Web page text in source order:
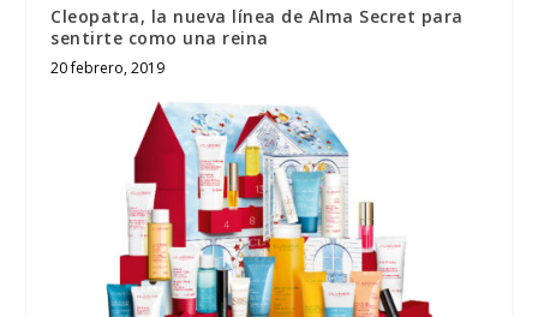
Cleopatra, la nueva línea de Alma Secret para
sentirte como una reina
20 febrero, 2019